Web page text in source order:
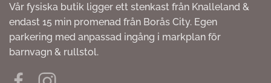
Vår fysiska butik ligger ett stenkast från Knalleland &
endast 15 min promenad från Borås City. Egen
parkering med anpassad ingång i markplan för
barnvagn & rullstol.